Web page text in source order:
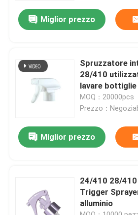
Circa noi
Controllo di qualità
Notizie
mini spruzzatore di innesco
Miglior prezzo
Spruzzatore
28/410
lavare bottiglie
MOQ：20000pcs
Prezzo：
Miglior prezzo
24/410 28/
Trigger
alluminio